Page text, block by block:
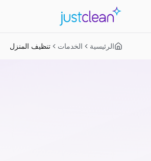
الرئيسية الخدمات تنظيف المنزل